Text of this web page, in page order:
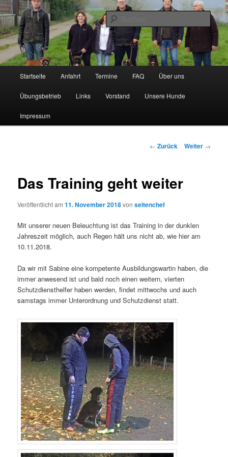
Zum
Inhalt
wechseln
BK-Weserbergland
Startseite Anfahrt Termine FAQ Über uns
Übungsbetrieb Links Vorstand Unsere Hunde
Impressum
Beitragsnavigation
← Zurück Weiter →
Das Training geht weiter
Veröffentlicht am11. November 2018vonseitenchef
Mit unserer neuen Beleuchtung ist das Training in der dunklen
Jahreszeit möglich, auch Regen hält uns nicht ab, wie hier am
10.11.2018.
Da wir mit Sabine eine kompetente Ausbildungswartin haben, die
immer anwesend ist und bald noch einen weitern, vierten
Schutzdiensthelfer haben werden, findet mittwochs und auch
samstags immer Unterordnung und Schutzdienst statt.